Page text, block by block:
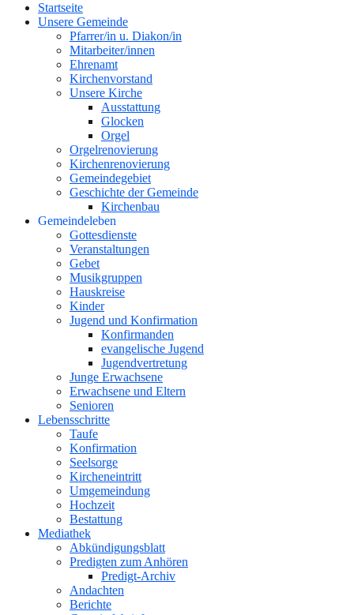
oben
Startseite
Unsere Gemeinde
Pfarrer/in u. Diakon/in
Mitarbeiter/innen
Ehrenamt
Kirchenvorstand
Unsere Kirche
Ausstattung
Glocken
Orgel
Orgelrenovierung
Kirchenrenovierung
Gemeindegebiet
Geschichte der Gemeinde
Kirchenbau
Gemeindeleben
Gottesdienste
Veranstaltungen
Gebet
Musikgruppen
Hauskreise
Kinder
Jugend und Konfirmation
Konfirmanden
evangelische Jugend
Jugendvertretung
Junge Erwachsene
Erwachsene und Eltern
Senioren
Lebensschritte
Taufe
Konfirmation
Seelsorge
Kircheneintritt
Umgemeindung
Hochzeit
Bestattung
Mediathek
Abkündigungsblatt
Predigten zum Anhören
Predigt-Archiv
Andachten
Berichte